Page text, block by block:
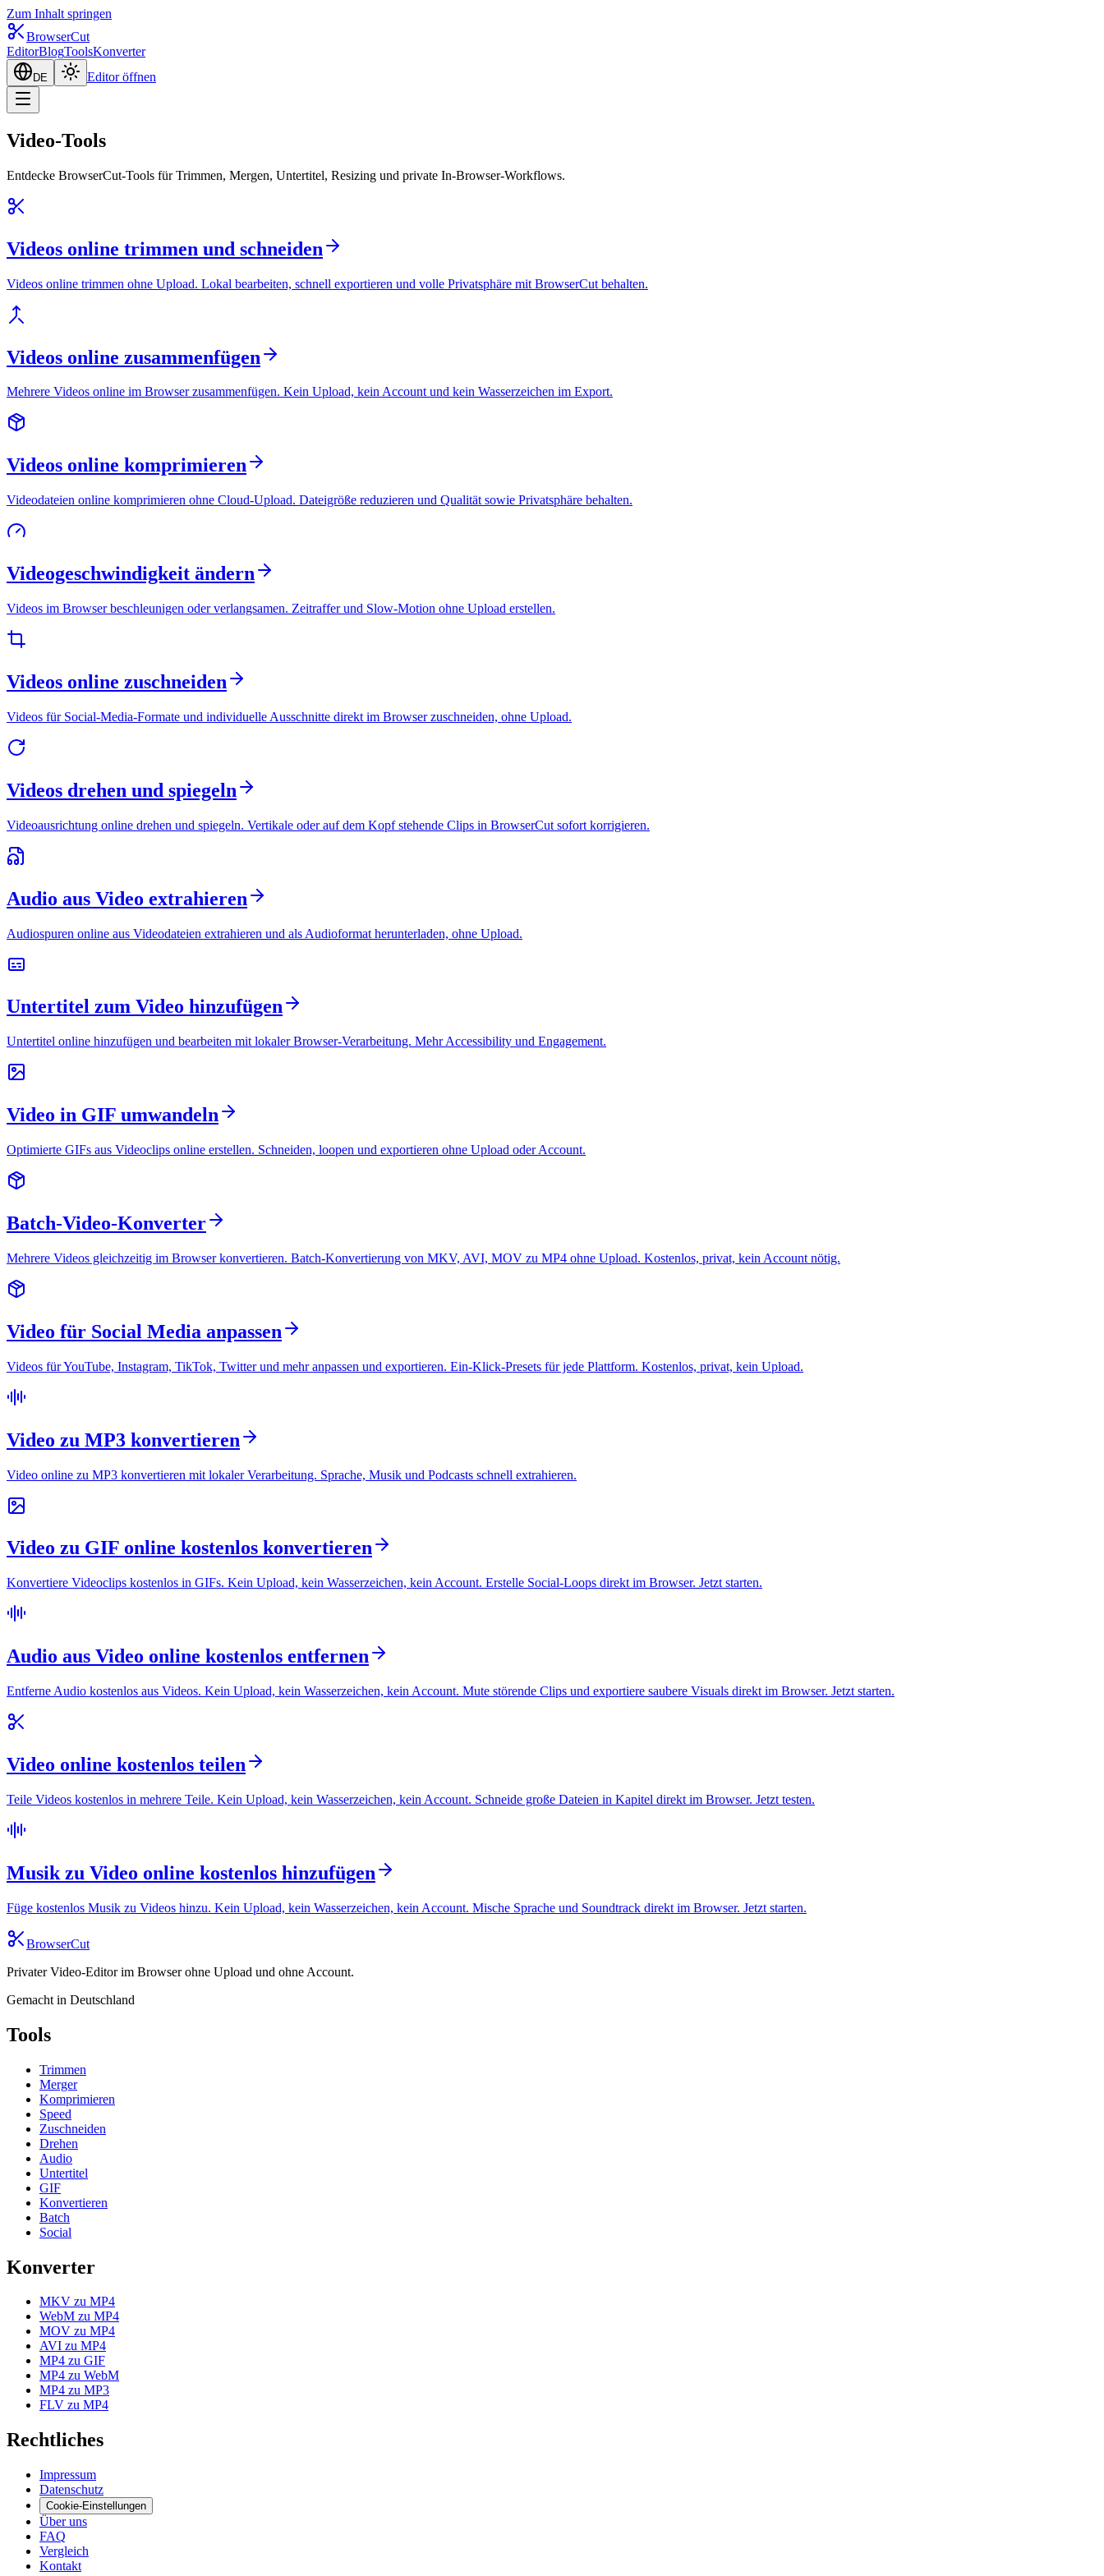
Zum Inhalt springen
BrowserCut
EditorBlogToolsKonverter
DE Editor öffnen
Video-Tools
Entdecke BrowserCut-Tools für Trimmen, Mergen, Untertitel, Resizing und private In-Browser-Workflows.
Videos online trimmen und schneiden
Videos online trimmen ohne Upload. Lokal bearbeiten, schnell exportieren und volle Privatsphäre mit BrowserCut behalten.
Videos online zusammenfügen
Mehrere Videos online im Browser zusammenfügen. Kein Upload, kein Account und kein Wasserzeichen im Export.
Videos online komprimieren
Videodateien online komprimieren ohne Cloud-Upload. Dateigröße reduzieren und Qualität sowie Privatsphäre behalten.
Videogeschwindigkeit ändern
Videos im Browser beschleunigen oder verlangsamen. Zeitraffer und Slow-Motion ohne Upload erstellen.
Videos online zuschneiden
Videos für Social-Media-Formate und individuelle Ausschnitte direkt im Browser zuschneiden, ohne Upload.
Videos drehen und spiegeln
Videoausrichtung online drehen und spiegeln. Vertikale oder auf dem Kopf stehende Clips in BrowserCut sofort korrigieren.
Audio aus Video extrahieren
Audiospuren online aus Videodateien extrahieren und als Audioformat herunterladen, ohne Upload.
Untertitel zum Video hinzufügen
Untertitel online hinzufügen und bearbeiten mit lokaler Browser-Verarbeitung. Mehr Accessibility und Engagement.
Video in GIF umwandeln
Optimierte GIFs aus Videoclips online erstellen. Schneiden, loopen und exportieren ohne Upload oder Account.
Batch-Video-Konverter
Mehrere Videos gleichzeitig im Browser konvertieren. Batch-Konvertierung von MKV, AVI, MOV zu MP4 ohne Upload. Kostenlos, privat, kein Account nötig.
Video für Social Media anpassen
Videos für YouTube, Instagram, TikTok, Twitter und mehr anpassen und exportieren. Ein-Klick-Presets für jede Plattform. Kostenlos, privat, kein Upload.
Video zu MP3 konvertieren
Video online zu MP3 konvertieren mit lokaler Verarbeitung. Sprache, Musik und Podcasts schnell extrahieren.
Video zu GIF online kostenlos konvertieren
Konvertiere Videoclips kostenlos in GIFs. Kein Upload, kein Wasserzeichen, kein Account. Erstelle Social-Loops direkt im Browser. Jetzt starten.
Audio aus Video online kostenlos entfernen
Entferne Audio kostenlos aus Videos. Kein Upload, kein Wasserzeichen, kein Account. Mute störende Clips und exportiere saubere Visuals direkt im Browser. Jetzt starten.
Video online kostenlos teilen
Teile Videos kostenlos in mehrere Teile. Kein Upload, kein Wasserzeichen, kein Account. Schneide große Dateien in Kapitel direkt im Browser. Jetzt testen.
Musik zu Video online kostenlos hinzufügen
Füge kostenlos Musik zu Videos hinzu. Kein Upload, kein Wasserzeichen, kein Account. Mische Sprache und Soundtrack direkt im Browser. Jetzt starten.
BrowserCut
Privater Video-Editor im Browser ohne Upload und ohne Account.
Gemacht in Deutschland
Tools
Trimmen
Merger
Komprimieren
Speed
Zuschneiden
Drehen
Audio
Untertitel
GIF
Konvertieren
Batch
Social
Konverter
MKV zu MP4
WebM zu MP4
MOV zu MP4
AVI zu MP4
MP4 zu GIF
MP4 zu WebM
MP4 zu MP3
FLV zu MP4
Rechtliches
Impressum
Datenschutz
Cookie-Einstellungen
Über uns
FAQ
Vergleich
Kontakt